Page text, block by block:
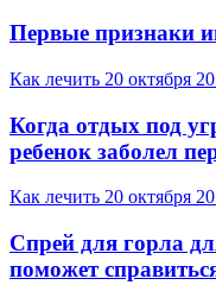
Первые признаки
Как лечить 20 октября
Когда отдых под
ребенок заболел
Как лечить 20 октября
Спрей для горла
поможет